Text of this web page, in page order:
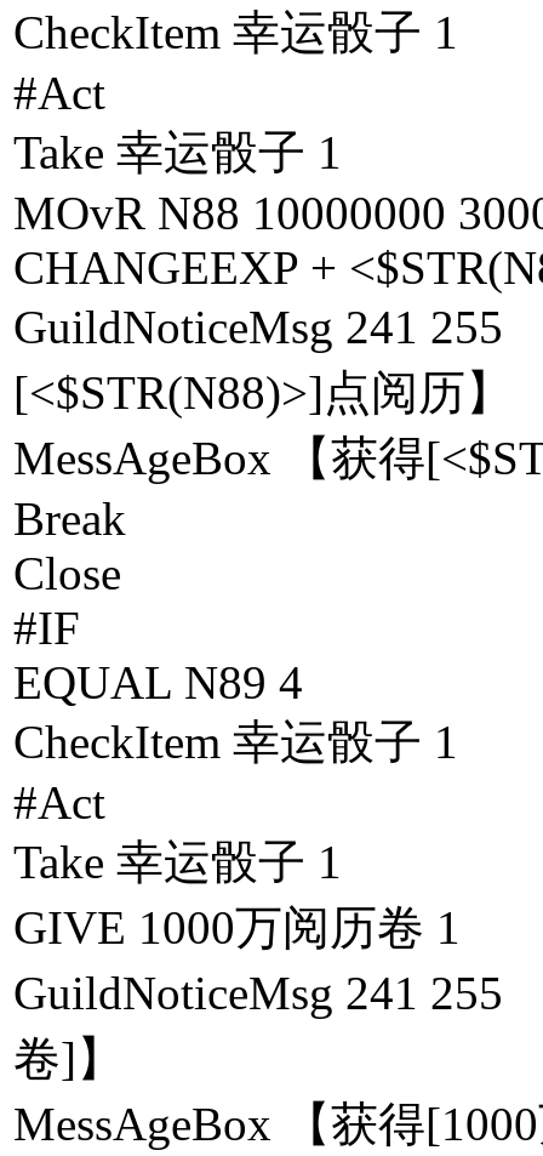
CheckItem 幸运骰子 1
#Act
Take 幸运骰子 1
MOvR N88 10000000
CHANGEEXP +
GuildNoticeMsg 241 255
[<$STR(N88)>]点阅历】
MessAgeBox 【获得
Break
Close
#IF
EQUAL N89 4
CheckItem 幸运骰子 1
#Act
Take 幸运骰子 1
GIVE 1000万阅历卷 1
GuildNoticeMsg 241 255
卷]】
MessAgeBox 【获得